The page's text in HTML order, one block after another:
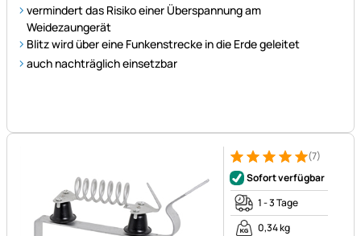
vermindert das Risiko einer Überspannung am
Weidezaungerät
Blitz wird über eine Funkenstrecke in die Erde geleitet
auch nachträglich einsetzbar
Bewertung: 5 von 5 (7
7 Bewertungen
(7)
Sofort verfügbar
1 - 3 Tage
0,34 kg